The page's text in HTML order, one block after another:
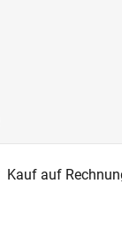
Kauf auf